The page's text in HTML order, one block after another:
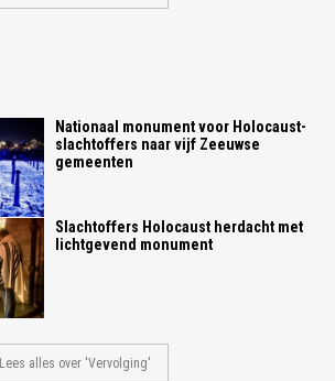
Nationaal monument voor Holocaust-
slachtoffers naar vijf Zeeuwse
gemeenten
Slachtoffers Holocaust herdacht met
lichtgevend monument
Lees alles over 'Vervolging'